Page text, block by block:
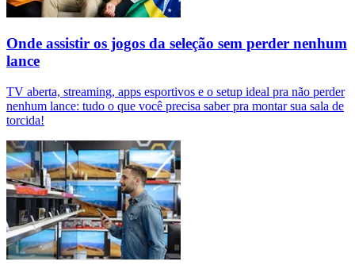
Onde assistir os jogos da seleção sem perder nenhum
lance
TV aberta, streaming, apps esportivos e o setup ideal pra não perder
nenhum lance: tudo o que você precisa saber pra montar sua sala de
torcida!